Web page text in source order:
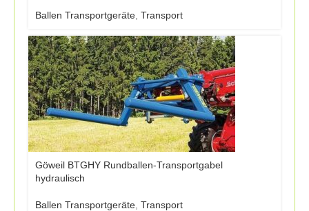
Ballen Transportgeräte Transport
Göweil BTGHY Rundballen-Transportgabel
hydraulisch
Ballen Transportgeräte Transport